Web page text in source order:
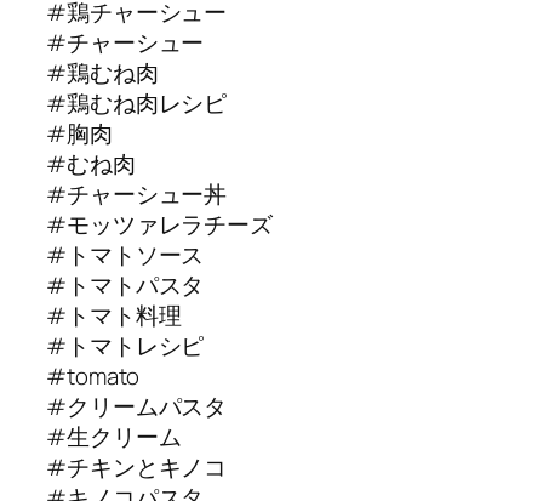
#鶏チャーシュー
#チャーシュー
#鶏むね肉
#鶏むね肉レシピ
#胸肉
#むね肉
#チャーシュー丼
#モッツァレラチーズ
#トマトソース
#トマトパスタ
#トマト料理
#トマトレシピ
#tomato
#クリームパスタ
#生クリーム
#チキンとキノコ